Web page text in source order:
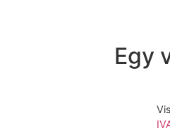
Egy